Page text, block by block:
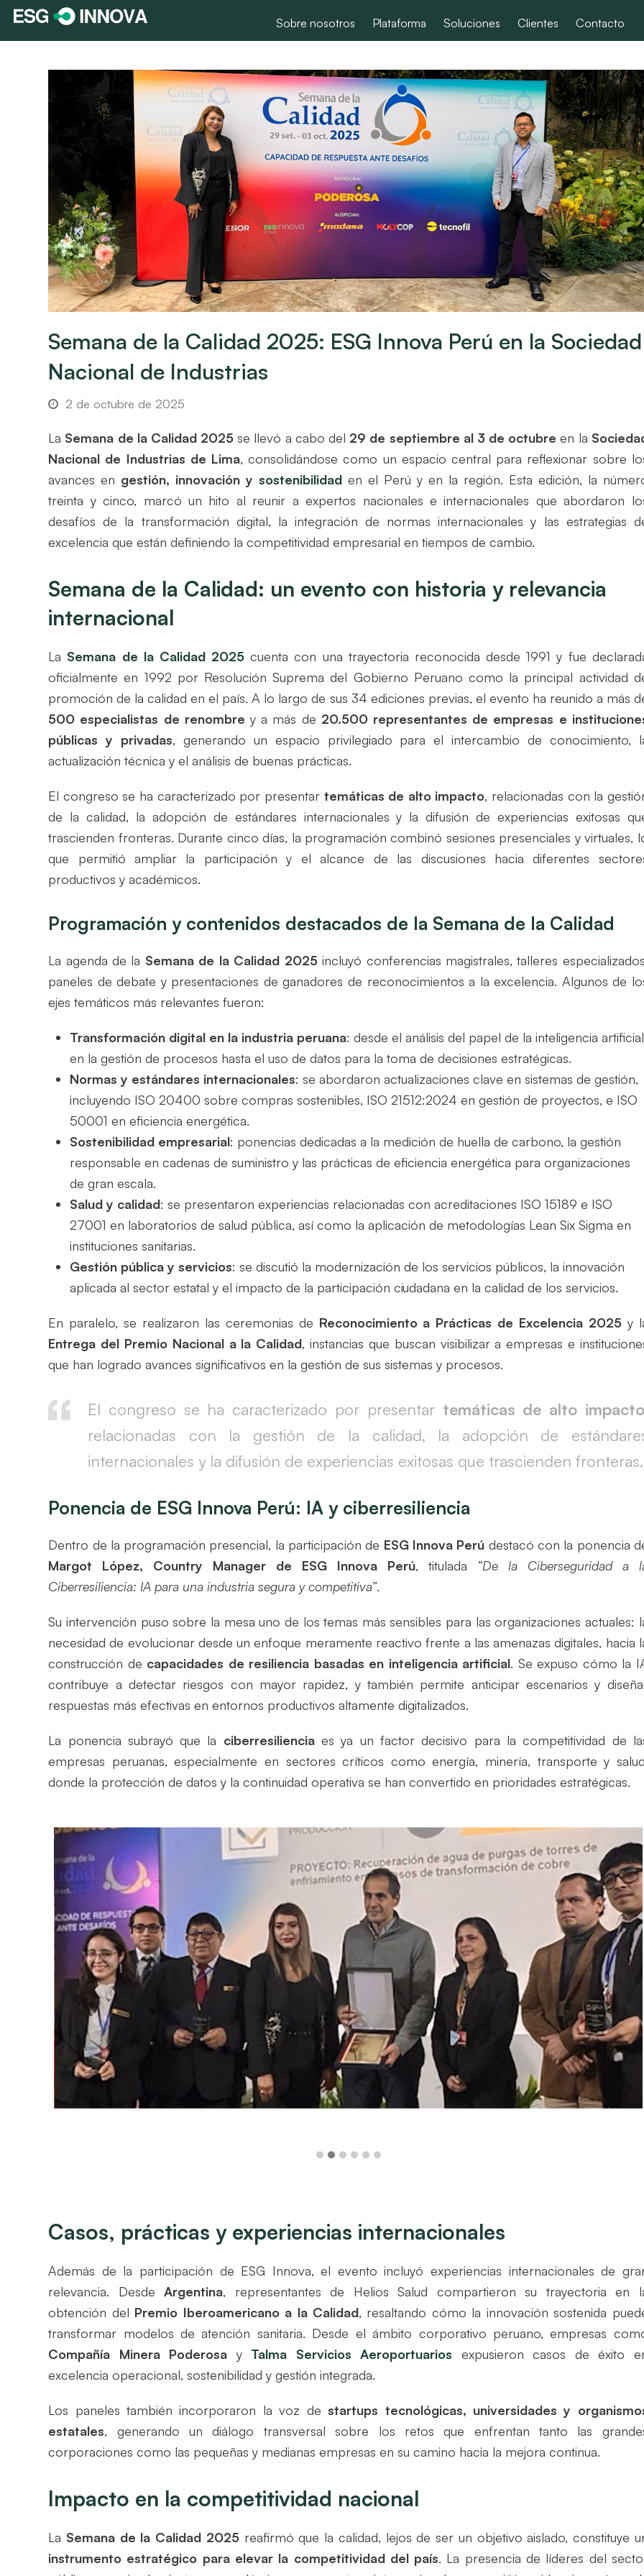
Sobre nosotros Plataforma Soluciones Clientes Contacto
Semana de la Calidad 2025: ESG Innova Perú en la Sociedad
Nacional de Industrias
2 de octubre de 2025
La Semana de la Calidad 2025 se llevó a cabo del 29 de septiembre al 3 de octubre en la
Nacional de Industrias de Lima, consolidándose como un espacio central para reflexionar sobre
avances en gestión, innovación ysostenibilidad en el Perú y en la región. Esta edición, la
treinta y cinco, marcó un hito al reunir a expertos nacionales e internacionales que abordaron
desafíos de la transformación digital, la integración de normas internacionales y las estrategias
excelencia que están definiendo la competitividad empresarial en tiempos de cambio.
Semana de la Calidad: un evento con historia y relevancia
internacional
La Semana de la Calidad 2025 cuenta con una trayectoria reconocida desde 1991 y fue
oficialmente en 1992 por Resolución Suprema del Gobierno Peruano como la principal actividad
promoción de la calidad en el país. A lo largo de sus 34 ediciones previas, el evento ha reunido a más
500 especialistas de renombre y a más de 20.500 representantes de empresas e
públicas y privadas, generando un espacio privilegiado para el intercambio de conocimiento,
actualización técnica y el análisis de buenas prácticas.
El congreso se ha caracterizado por presentar temáticas de alto impacto, relacionadas con la
de la calidad, la adopción de estándares internacionales y la difusión de experiencias exitosas
trascienden fronteras. Durante cinco días, la programación combinó sesiones presenciales y virtuales,
que permitió ampliar la participación y el alcance de las discusiones hacia diferentes
productivos y académicos.
Programación y contenidos destacados de la Semana de la Calidad
La agenda de la Semana de la Calidad 2025incluyó conferencias magistrales, talleres
paneles de debate y presentaciones de ganadores de reconocimientos a la excelencia. Algunos de
ejes temáticos más relevantes fueron:
Transformación digital en la industria peruana: desde el análisis del papel de la inteligencia artificial
en la gestión de procesos hasta el uso de datos para la toma de decisiones estratégicas.
Normas y estándares internacionales: se abordaron actualizaciones clave en sistemas de gestión,
incluyendo ISO 20400 sobre compras sostenibles, ISO 21512:2024 en gestión de proyectos, e ISO
50001 en eficiencia energética.
Sostenibilidad empresarial: ponencias dedicadas a la medición de huella de carbono, la gestión
responsable en cadenas de suministro y las prácticas de eficiencia energética para organizaciones
de gran escala.
Salud y calidad: se presentaron experiencias relacionadas con acreditaciones ISO 15189 e ISO
27001 en laboratorios de salud pública, así como la aplicación de metodologías Lean Six Sigma en
instituciones sanitarias.
Gestión pública y servicios: se discutió la modernización de los servicios públicos, la innovación
aplicada al sector estatal y el impacto de la participación ciudadana en la calidad de los servicios.
En paralelo, se realizaron las ceremonias de Reconocimiento a Prácticas de Excelencia 2025 y
Entrega del Premio Nacional a la Calidad, instancias que buscan visibilizar a empresas e
que han logrado avances significativos en la gestión de sus sistemas y procesos.
El congreso se ha caracterizado por presentar temáticas de alto impacto
relacionadas con la gestión de la calidad, la adopción de
internacionales y la difusión de experiencias exitosas que trascienden fronteras.
Ponencia de ESG Innova Perú: IA y ciberresiliencia
Dentro de la programación presencial, la participación de ESG Innova Perú destacó con la ponencia
Margot López, Country Manager de ESG Innova Perú, titulada “De la Ciberseguridad a
Ciberresiliencia: IA para una industria segura y competitiva”.
Su intervención puso sobre la mesa uno de los temas más sensibles para las organizaciones actuales:
necesidad de evolucionar desde un enfoque meramente reactivo frente a las amenazas digitales, hacia
construcción de capacidades de resiliencia basadas en inteligencia artificial. Se expuso cómo la
contribuye a detectar riesgos con mayor rapidez, y también permite anticipar escenarios y
respuestas más efectivas en entornos productivos altamente digitalizados.
La ponencia subrayó que la ciberresilienciaes ya un factor decisivo para la competitividad de
empresas peruanas, especialmente en sectores críticos como energía, minería, transporte y
donde la protección de datos y la continuidad operativa se han convertido en prioridades estratégicas.
Casos, prácticas y experiencias internacionales
Además de la participación de ESG Innova, el evento incluyó experiencias internacionales de
relevancia. DesdeArgentina, representantes de Helios Salud compartieron su trayectoria en
obtención del Premio Iberoamericano a la Calidad, resaltando cómo la innovación sostenida
transformar modelos de atención sanitaria. Desde el ámbito corporativo peruano, empresas
Compañía Minera Poderosa y Talma Servicios Aeroportuarios expusieron casos de éxito
excelencia operacional, sostenibilidad y gestión integrada.
Los paneles también incorporaron la voz destartups tecnológicas, universidades y
estatales, generando un diálogo transversal sobre los retos que enfrentan tanto las
corporaciones como las pequeñas y medianas empresas en su camino hacia la mejora continua.
Impacto en la competitividad nacional
La Semana de la Calidad 2025reafirmó que la calidad, lejos de ser un objetivo aislado, constituye
instrumento estratégico para elevar la competitividad del país. La presencia de líderes del